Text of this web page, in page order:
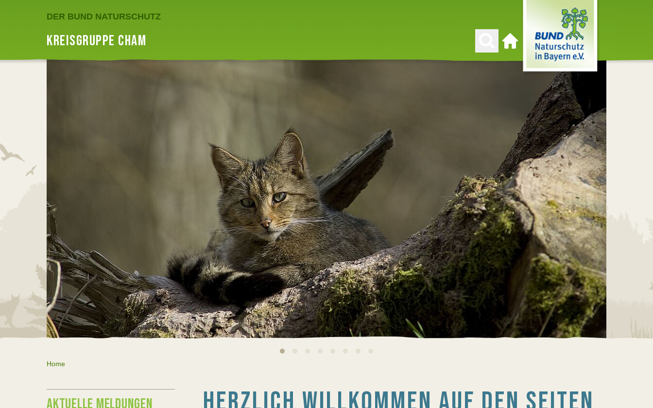
DER BUND NATURSCHUTZ
KREISGRUPPE CHAM
Zur Startseite
Home
AKTUELLE MELDUNGEN